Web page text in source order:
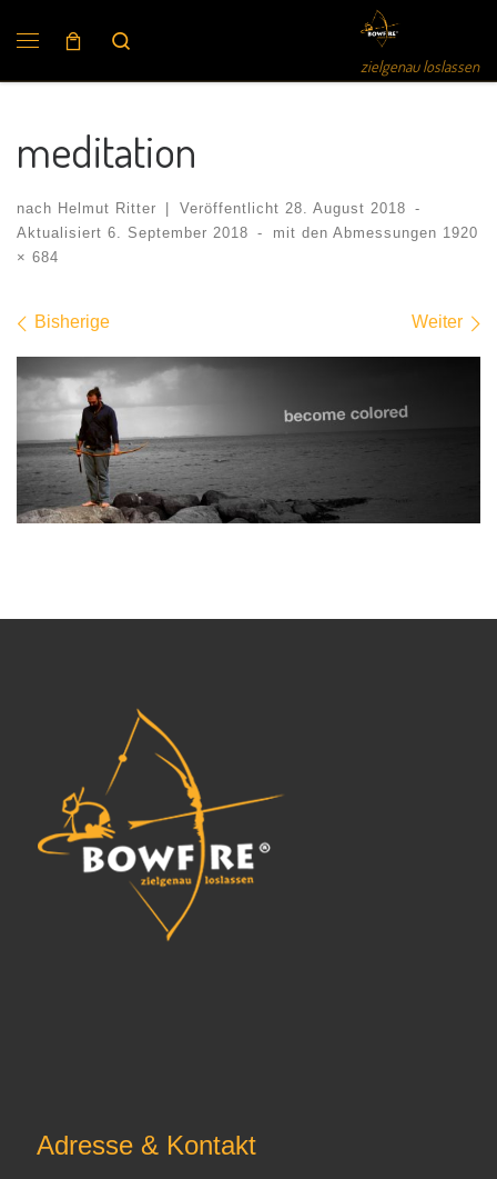
zielgenau loslassen
meditation
nach Helmut Ritter Veröffentlicht 28. August 2018 -
Aktualisiert 6. September 2018 - mit den Abmessungen 1920
× 684
Bilder Navigation
Bisherige Weiter
Adresse & Kontakt